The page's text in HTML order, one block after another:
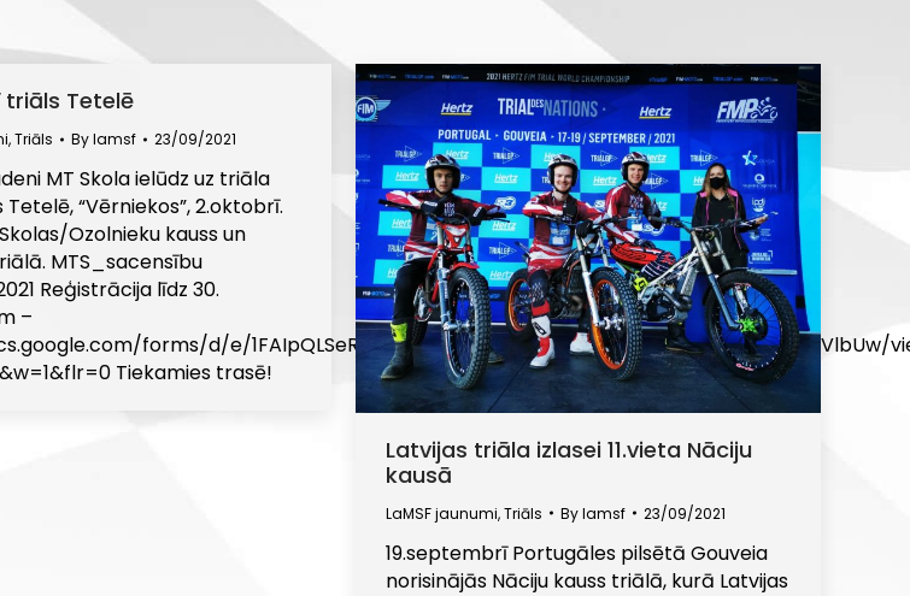
Tetelē
,Triāls Bylamsf 23/09/2021
MT Skola ielūdz uz triāla
“Vērniekos”, 2.oktobrī.
Ozolnieku kauss un
MTS_sacensību
Reģistrācija līdz 30.
–
forms/d/e/1FAIpQLSeRmBk92hJaD112jFqss3tYeza49SINKuNCemYo0mhiSVlbUw/
Tiekamies trasē!
Latvijas triāla izlasei 11.vieta Nāciju
kausā
LaMSF jaunumi,Triāls Bylamsf 23/09/2021
19.septembrī Portugāles pilsētā Gouveia
norisinājās Nāciju kauss triālā, kurā Latvijas